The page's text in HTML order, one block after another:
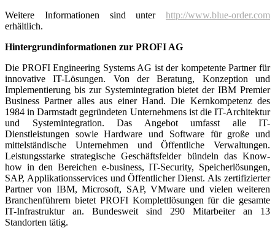
Weitere Informationen sind unter http://www.blue-order.com
erhältlich.
Hintergrundinformationen zur PROFI AG
Die PROFI Engineering Systems AG ist der kompetente Partner für
innovative IT-Lösungen. Von der Beratung, Konzeption und
Implementierung bis zur Systemintegration bietet der IBM Premier
Business Partner alles aus einer Hand. Die Kernkompetenz des
1984 in Darmstadt gegründeten Unternehmens ist die IT-Architektur
und Systemintegration. Das Angebot umfasst alle IT-
Dienstleistungen sowie Hardware und Software für große und
mittelständische Unternehmen und Öffentliche Verwaltungen.
Leistungsstarke strategische Geschäftsfelder bündeln das Know-
how in den Bereichen e-business, IT-Security, Speicherlösungen,
SAP, Applikationsservices und Öffentlicher Dienst. Als zertifizierter
Partner von IBM, Microsoft, SAP, VMware und vielen weiteren
Branchenführern bietet PROFI Komplettlösungen für die gesamte
IT-Infrastruktur an. Bundesweit sind 290 Mitarbeiter an 13
Standorten tätig.